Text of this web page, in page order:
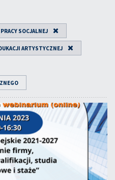
SOCJALNEJ
ARTYSTYCZNEJ